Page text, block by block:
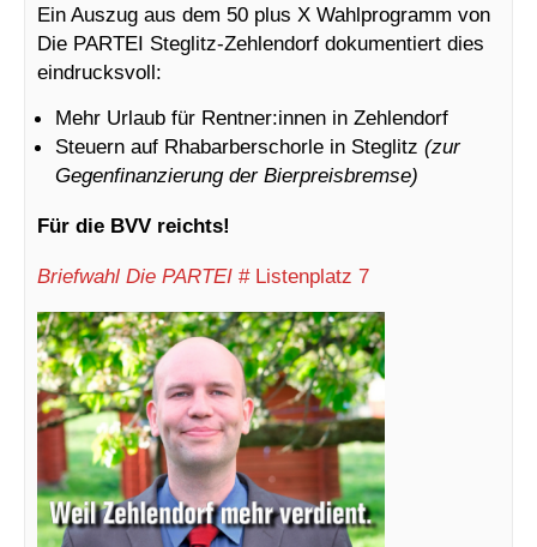
Ein Auszug aus dem 50 plus X Wahlprogramm von
Die PARTEI Steglitz-Zehlendorf dokumentiert dies
eindrucksvoll:
Mehr Urlaub für Rentner:innen in Zehlendorf
Steuern auf Rhabarberschorle in Steglitz (zur
Gegenfinanzierung der Bierpreisbremse)
Für die BVV reichts!
Briefwahl Die PARTEI # Listenplatz 7